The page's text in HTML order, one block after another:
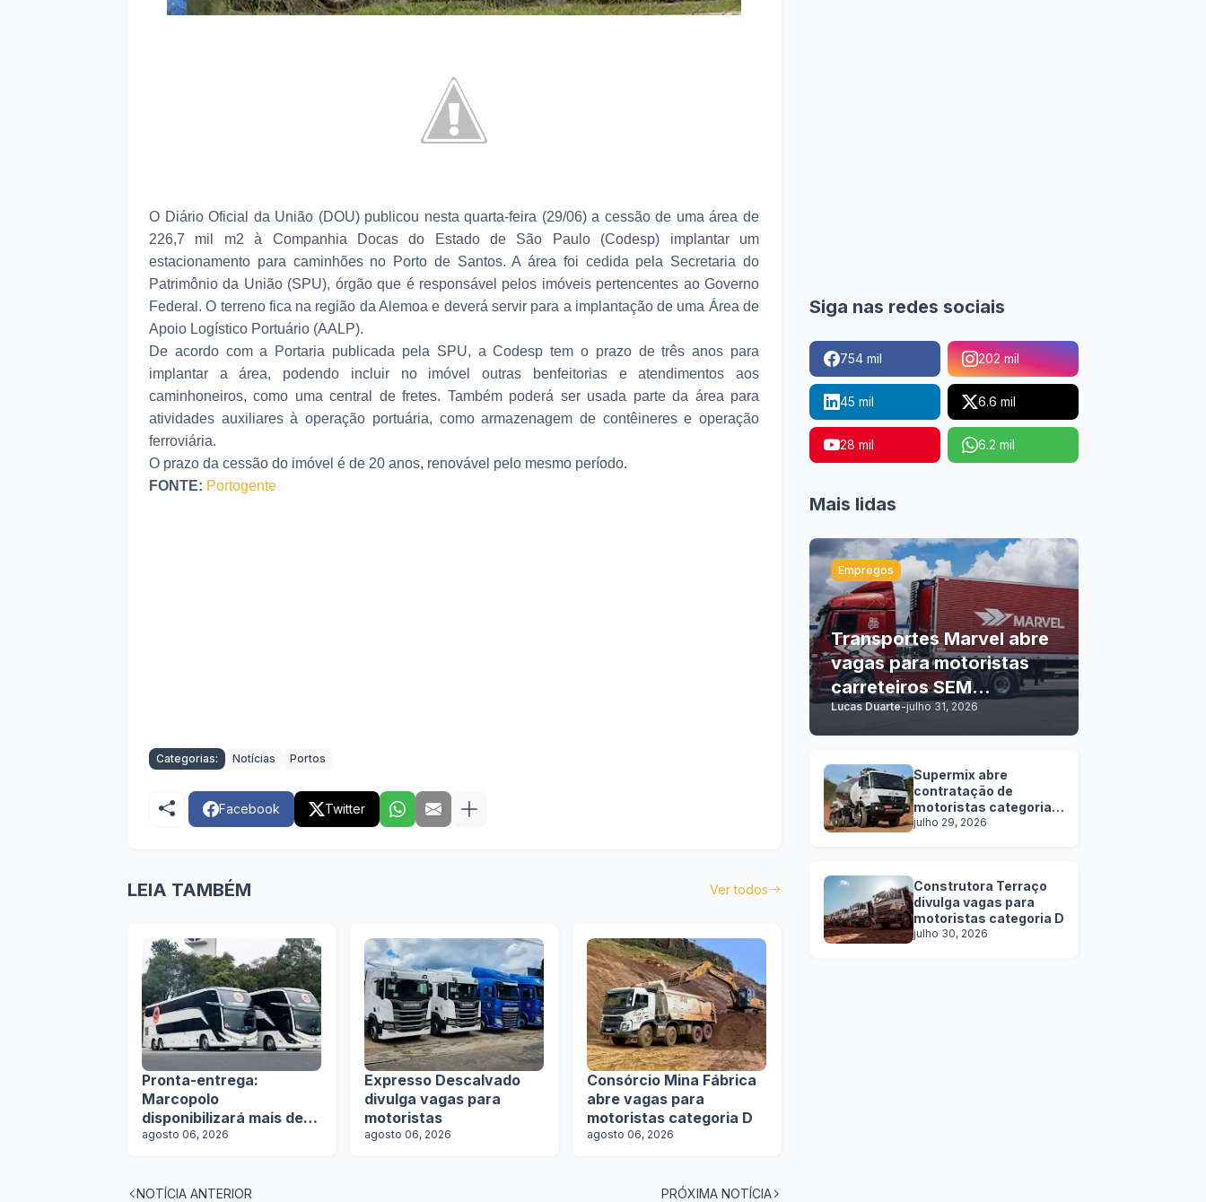
O Diário Oficial da União (DOU) publicou nesta quarta-feira (29/06) a cessão de uma área de
226,7 mil m2 à Companhia Docas do Estado de São Paulo (Codesp) implantar um
estacionamento para caminhões no Porto de Santos. A área foi cedida pela Secretaria do
Patrimônio da União (SPU), órgão que é responsável pelos imóveis pertencentes ao Governo
Federal. O terreno fica na região da Alemoa e deverá servir para a implantação de uma Área de
Apoio Logístico Portuário (AALP).
De acordo com a Portaria publicada pela SPU, a Codesp tem o prazo de três anos para
implantar a área, podendo incluir no imóvel outras benfeitorias e atendimentos aos
caminhoneiros, como uma central de fretes. Também poderá ser usada parte da área para
atividades auxiliares à operação portuária, como armazenagem de contêineres e operação
ferroviária.
O prazo da cessão do imóvel é de 20 anos, renovável pelo mesmo período.
FONTE: Portogente
Categorias: Notícias Portos
Facebook Twitter
LEIA TAMBÉM Ver todos
Pronta-entrega:
Marcopolo
disponibilizará mais de
100 ônibus para
agosto 06, 2026
Expresso Descalvado
divulga vagas para
motoristas
agosto 06, 2026
Consórcio Mina Fábrica
abre vagas para
motoristas categoria D
agosto 06, 2026
NOTÍCIA ANTERIOR PRÓXIMA NOTÍCIA
Siga nas redes sociais
754 mil 202 mil
45 mil 6.6 mil
28 mil 6.2 mil
Mais lidas
Empregos
Transportes Marvel abre
vagas para motoristas
carreteiros SEM
EXPERIÊNCIA
Lucas Duarte-julho 31, 2026
Supermix abre
contratação de
motoristas categoria
C, D e E
julho 29, 2026
Construtora Terraço
divulga vagas para
motoristas categoria D
julho 30, 2026